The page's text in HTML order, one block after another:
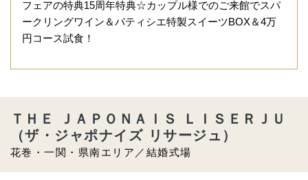
フェアの特典15周年特典☆カップル様でのご来館でスパ
ークリングワイン＆パティシエ特製スイーツBOX＆4万
円コース試食！
花巻・一関・県南エリア／結婚式場
ＴＨＥ ＪＡＰＯＮＡＩＳ ＬＩＳＥＲＪＵ
（ザ・ジャポナイズ リサージュ）